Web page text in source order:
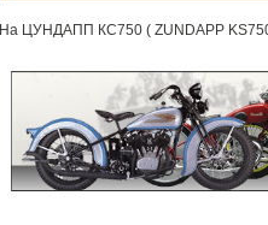
На ЦУНДАПП КС750 ( ZUNDAPP